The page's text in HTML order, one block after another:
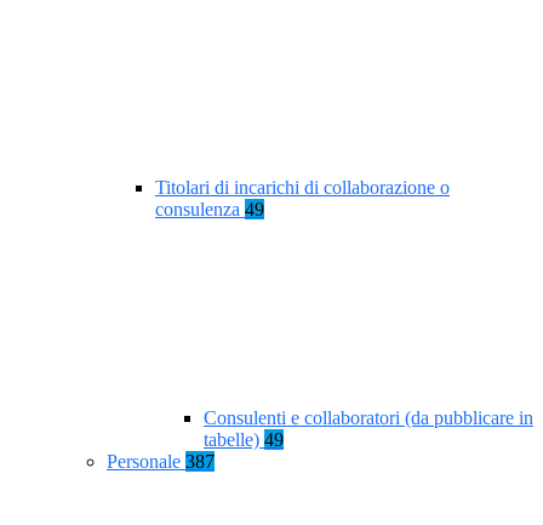
Titolari di incarichi di collaborazione o
consulenza 49
Consulenti e collaboratori (da pubblicare in
tabelle) 49
Personale 387